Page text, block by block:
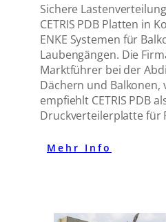
Sichere
CETRIS PDB Platten in
ENKE Systemen für
Laubengängen. Die
Marktführer bei der
Dächern und Balkonen,
empfiehlt CETRIS PDB
Druckverteilerplatte für
Mehr Info